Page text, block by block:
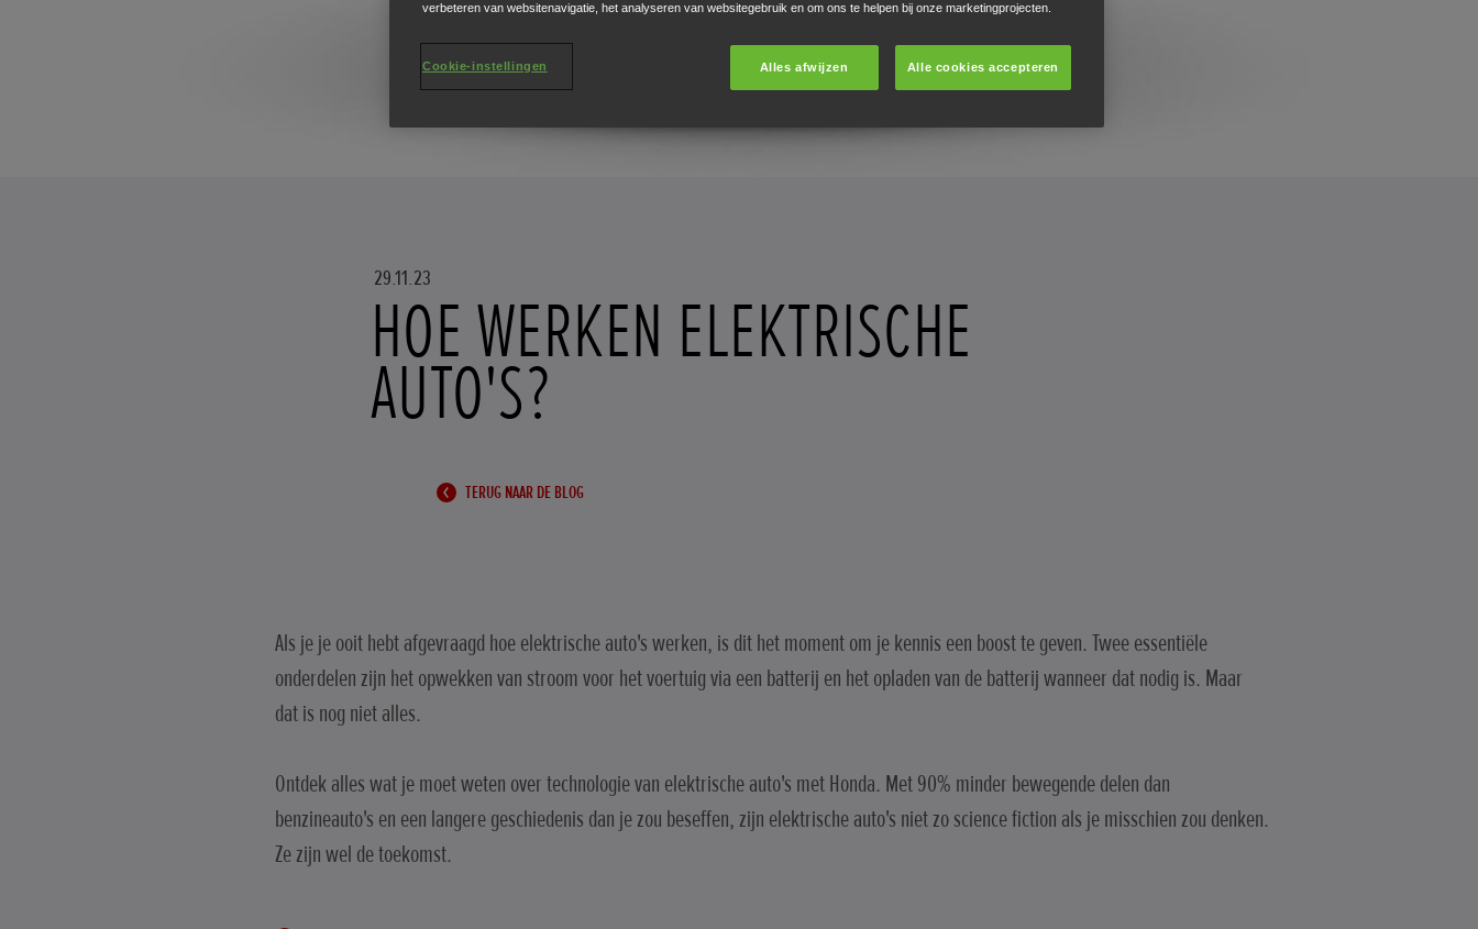
29.11.23
HOE WERKEN ELEKTRISCHE
AUTO'S?
TERUG NAAR DE BLOG
Als je je ooit hebt afgevraagd hoe elektrische auto's werken, is dit het moment om je kennis een boost te geven. Twee essentiële
onderdelen zijn het opwekken van stroom voor het voertuig via een batterij en het opladen van de batterij wanneer dat nodig is. Maar
dat is nog niet alles.
Ontdek alles wat je moet weten over technologie van elektrische auto's met Honda. Met 90% minder bewegende delen dan
benzineauto's en een langere geschiedenis dan je zou beseffen, zijn elektrische auto's niet zo science fiction als je misschien zou denken.
Ze zijn wel de toekomst.
verbeteren van websitenavigatie, het analyseren van websitegebruik en om ons te helpen bij onze marketingprojecten.
Alles afwijzen Alle cookies accepteren
Cookie-instellingen